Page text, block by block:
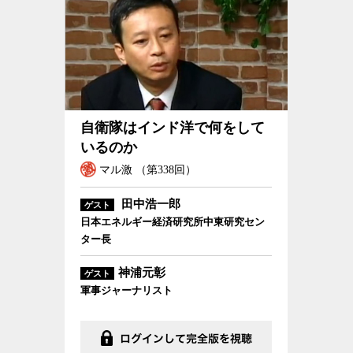
自衛隊はインド洋で何をして
いるのか
マル激 （第338回）
ゲスト 田中浩一郎
日本エネルギー経済研究所中東研究セン
ター長
ゲスト 神浦元彰
軍事ジャーナリスト